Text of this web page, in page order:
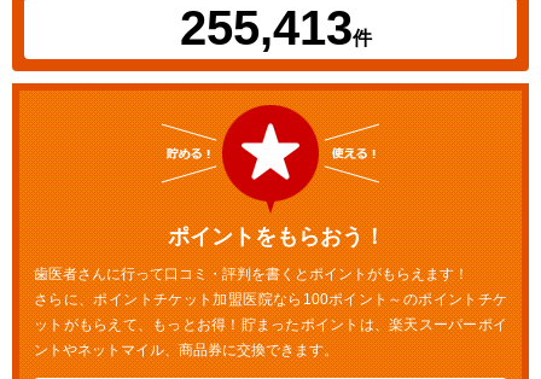
255,413件
ポイントをもらおう！
歯医者さんに行って口コミ・評判を書くとポイントがもらえます！
さらに、ポイントチケット加盟医院なら100ポイント～のポイントチケ
ットがもらえて、もっとお得！貯まったポイントは、楽天スーパーポイ
ントやネットマイル、商品券に交換できます。